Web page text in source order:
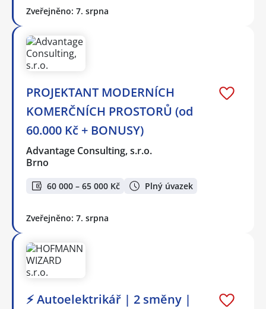
Zveřejněno: 7. srpna
PROJEKTANT MODERNÍCH
KOMERČNÍCH PROSTORŮ (od
60.000 Kč + BONUSY)
Advantage Consulting, s.r.o.
Brno
60 000 – 65 000 Kč Plný úvazek
Zveřejněno: 7. srpna
⚡ Autoelektrikář | 2 směny |